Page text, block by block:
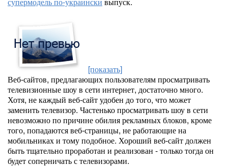
[показать]
Веб-сайтов, предлагающих пользователям просматривать
телевизионные шоу в сети интернет, достаточно много.
Хотя, не каждый веб-сайт удобен до того, что может
заменить телевизор. Частенько просматривать шоу в сети
невозможно по причине обилия рекламных блоков, кроме
того, попадаются веб-страницы, не работающие на
мобильниках и тому подобное. Хороший веб-сайт должен
быть тщательно проработан и реализован - только тогда он
будет соперничать с телевизорами.